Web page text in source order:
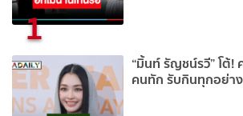
1
“มิ้นท์ รัญชน์รวี” โต้
คนทัก รับกินทุกอย่า